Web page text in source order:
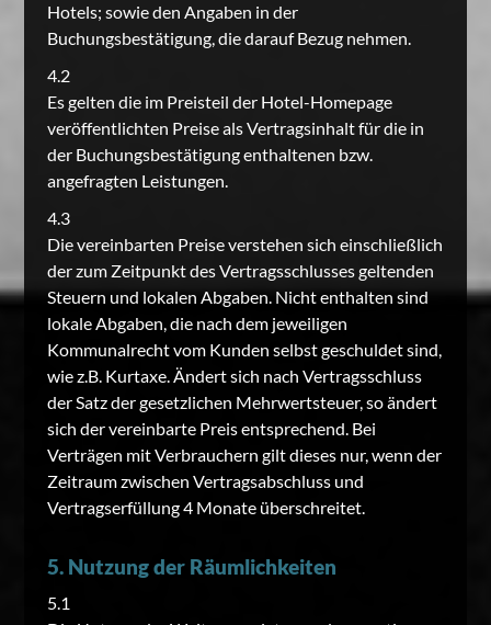
Hotels; sowie den Angaben in der
Buchungsbestätigung, die darauf Bezug nehmen.
4.2
Es gelten die im Preisteil der Hotel-Homepage
veröffentlichten Preise als Vertragsinhalt für die in
der Buchungsbestätigung enthaltenen bzw.
angefragten Leistungen.
4.3
Die vereinbarten Preise verstehen sich einschließlich
der zum Zeitpunkt des Vertragsschlusses geltenden
Steuern und lokalen Abgaben. Nicht enthalten sind
lokale Abgaben, die nach dem jeweiligen
Kommunalrecht vom Kunden selbst geschuldet sind,
wie z.B. Kurtaxe. Ändert sich nach Vertragsschluss
der Satz der gesetzlichen Mehrwertsteuer, so ändert
sich der vereinbarte Preis entsprechend. Bei
Verträgen mit Verbrauchern gilt dieses nur, wenn der
Zeitraum zwischen Vertragsabschluss und
Vertragserfüllung 4 Monate überschreitet.
5. Nutzung der Räumlichkeiten
5.1